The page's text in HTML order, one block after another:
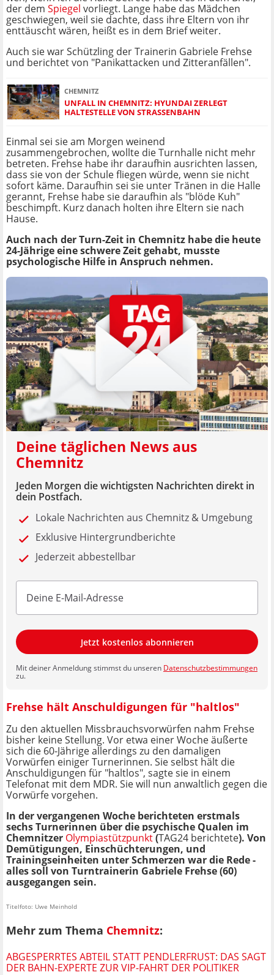
der dem Spiegel vorliegt. Lange habe das Mädchen
geschwiegen, weil sie dachte, dass ihre Eltern von ihr
enttäuscht wären, heißt es in dem Brief weiter.
Auch sie war Schützling der Trainerin Gabriele Frehse
und berichtet von "Panikattacken und Zitteranfällen".
CHEMNITZ
UNFALL IN CHEMNITZ: HYUNDAI ZERLEGT
HALTESTELLE VON STRASSENBAHN
Einmal sei sie am Morgen weinend
zusammengebrochen, wollte die Turnhalle nicht mehr
betreten. Frehse habe ihr daraufhin ausrichten lassen,
dass sie von der Schule fliegen würde, wenn sie nicht
sofort käme. Daraufhin sei sie unter Tränen in die Halle
gerannt, Frehse habe sie daraufhin als "blöde Kuh"
beschimpft. Kurz danach holten ihre Eltern sie nach
Hause.
Auch nach der Turn-Zeit in Chemnitz habe die heute
24-Jährige eine schwere Zeit gehabt, musste
psychologische Hilfe in Anspruch nehmen.
Deine täglichen News aus
Chemnitz
Jeden Morgen die wichtigsten Nachrichten direkt in
dein Postfach.
Lokale Nachrichten aus Chemnitz & Umgebung
Exklusive Hintergrundberichte
Jederzeit abbestellbar
Jetzt kostenlos abonnieren
Mit deiner Anmeldung stimmst du unseren Datenschutzbestimmungen
zu.
Frehse hält Anschuldigungen für "haltlos"
Zu den aktuellen Missbrauchsvorwürfen nahm Frehse
bisher keine Stellung. Vor etwa einer Woche äußerte
sich die 60-Jährige allerdings zu den damaligen
Vorwürfen einiger Turnerinnen. Sie selbst hält die
Anschuldigungen für "haltlos", sagte sie in einem
Telefonat mit dem MDR. Sie will nun anwaltlich gegen die
Vorwürfe vorgehen.
In der vergangenen Woche berichteten erstmals
sechs Turnerinnen über die psychische Qualen im
Chemnitzer Olympiastützpunkt(TAG24 berichtete). Von
Demütigungen, Einschüchterungen, und
Trainingseinheiten unter Schmerzen war die Rede -
alles soll von Turntrainerin Gabriele Frehse (60)
ausgegangen sein.
Titelfoto: Uwe Meinhold
Mehr zum Thema Chemnitz:
ABGESPERRTES ABTEIL STATT PENDLERFRUST: DAS SAGT
DER BAHN-EXPERTE ZUR VIP-FAHRT DER POLITIKER